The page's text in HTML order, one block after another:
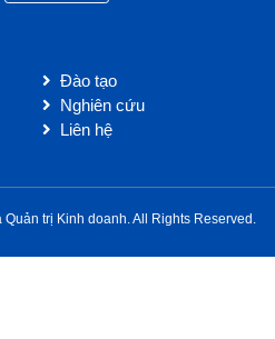
Đào tạo
Nghiên cứu
Liên hệ
trị Kinh doanh. All Rights Reserved.